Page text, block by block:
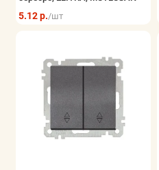
5.12 р./шт